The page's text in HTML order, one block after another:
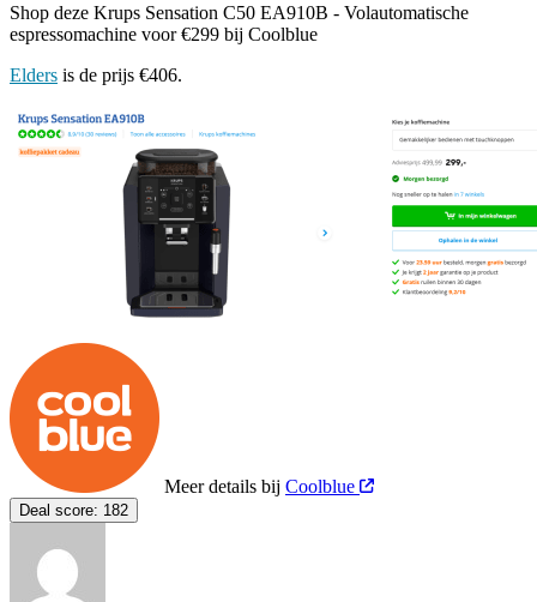
Shop deze Krups Sensation C50 EA910B - Volautomatische
espressomachine voor €299 bij Coolblue
Elders is de prijs €406.
Meer details bij Coolblue
Deal score: 182